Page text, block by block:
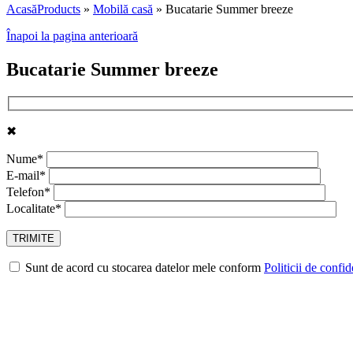
AcasăProducts » Mobilă casă » Bucatarie Summer breeze
Înapoi la pagina anterioară
Bucatarie Summer breeze
✖
Nume*
E-mail*
Telefon*
Localitate*
Sunt de acord cu stocarea datelor mele conform Politicii de